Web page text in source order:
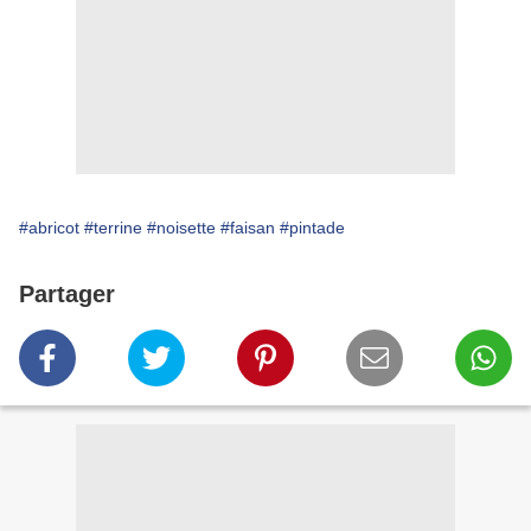
#abricot #terrine #noisette #faisan #pintade
Partager